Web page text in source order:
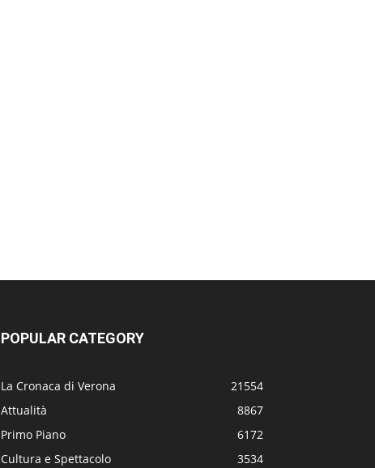
POPULAR CATEGORY
La Cronaca di Verona
21554
Attualità
8867
Primo Piano
6172
Cultura e Spettacolo
3534